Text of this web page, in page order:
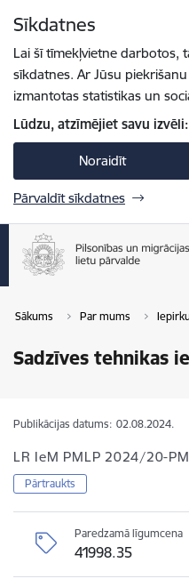
Sīkdatnes
Lai šī tīmekļvietne darbotos,
sīkdatnes. Ar Jūsu
izmantotas statistikas un
Lūdzu, atzīmējiet savu izvēli:
Noraidīt
Pārvaldīt sīkdatnes
Sākums Par mums
Sadzīves tehnikas
Publikācijas datums: 02.08.2024.
LR IeM PMLP 2024/20-
Pārtraukts
Paredzamā līgumcena
41998.35